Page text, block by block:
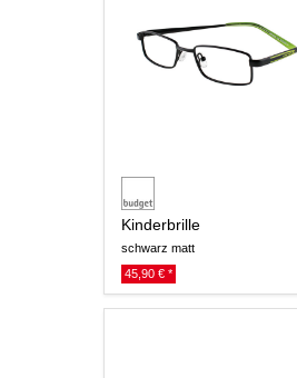
Kinderbrille
schwarz matt
45,90 € *